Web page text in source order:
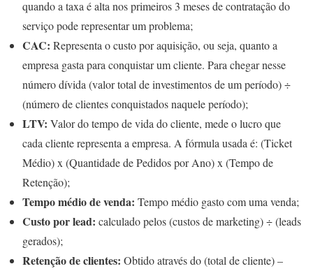
quando a taxa é alta nos primeiros 3 meses de contratação do
serviço pode representar um problema;
CAC: Representa o custo por aquisição, ou seja, quanto a
empresa gasta para conquistar um cliente. Para chegar nesse
número dívida (valor total de investimentos de um período) ÷
(número de clientes conquistados naquele período);
LTV: Valor do tempo de vida do cliente, mede o lucro que
cada cliente representa a empresa. A fórmula usada é: (Ticket
Médio) x (Quantidade de Pedidos por Ano) x (Tempo de
Retenção);
Tempo médio de venda: Tempo médio gasto com uma venda;
Custo por lead: calculado pelos (custos de marketing) ÷ (leads
gerados);
Retenção de clientes: Obtido através do (total de cliente) –